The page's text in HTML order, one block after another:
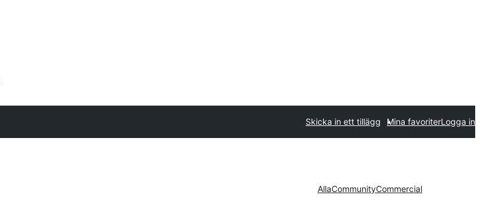
Skicka in ett tillägg Mina favoriterLogga in
AllaCommunityCommercial